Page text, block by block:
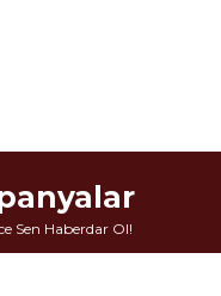
Sen Haberdar Ol!